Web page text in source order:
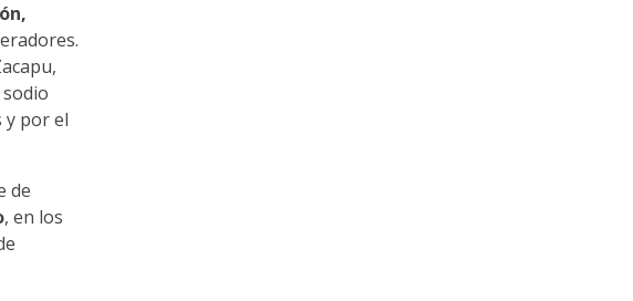
y por el
de
, en los